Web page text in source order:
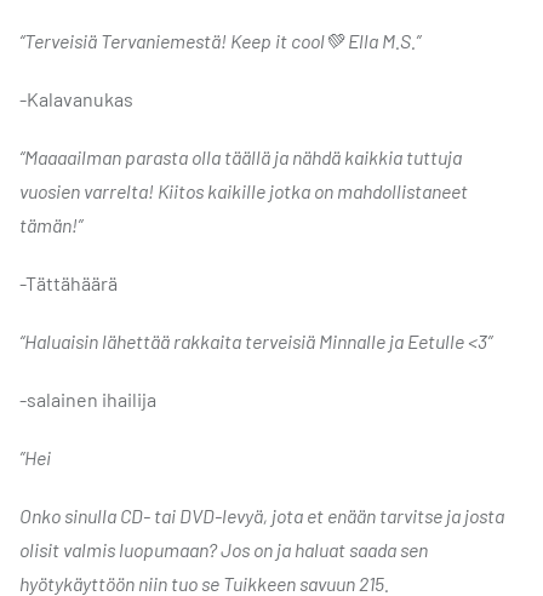
“Terveisiä Tervaniemestä! Keep it cool💚 Ella M.S.”
-Kalavanukas
“Maaaailman parasta olla täällä ja nähdä kaikkia tuttuja
vuosien varrelta! Kiitos kaikille jotka on mahdollistaneet
tämän!”
-Tättähäärä
“Haluaisin lähettää rakkaita terveisiä Minnalle ja Eetulle <3”
-salainen ihailija
”Hei
Onko sinulla CD- tai DVD-levyä, jota et enään tarvitse ja josta
olisit valmis luopumaan? Jos on ja haluat saada sen
hyötykäyttöön niin tuo se Tuikkeen savuun 215.